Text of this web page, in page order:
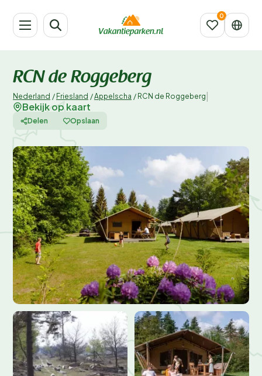
RCN de Roggeberg
Nederland / Friesland /Appelscha / RCN de Roggeberg
Bekijk op kaart
Delen Opslaan